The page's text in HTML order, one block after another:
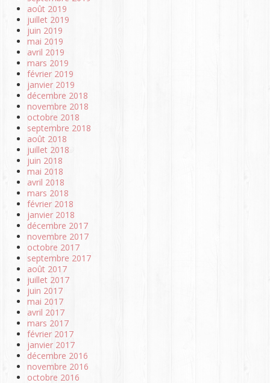
août 2019
juillet 2019
juin 2019
mai 2019
avril 2019
mars 2019
février 2019
janvier 2019
décembre 2018
novembre 2018
octobre 2018
septembre 2018
août 2018
juillet 2018
juin 2018
mai 2018
avril 2018
mars 2018
février 2018
janvier 2018
décembre 2017
novembre 2017
octobre 2017
septembre 2017
août 2017
juillet 2017
juin 2017
mai 2017
avril 2017
mars 2017
février 2017
janvier 2017
décembre 2016
novembre 2016
octobre 2016